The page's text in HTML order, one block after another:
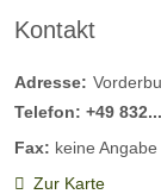
Kontakt
Adresse:
Telefon: +49 832...
Fax: keine Angabe
Zur Karte